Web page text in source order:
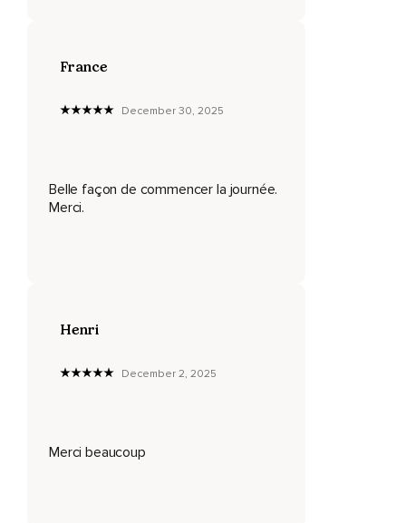
De votre corps.
Toutes les obligations,
Je vous invite à relever légèrement les coins de votre
Même si vous n'avez aucune influence externe qui vous fait
France
December 30, 2025
Belle façon de commencer la journée.
Merci.
Henri
December 2, 2025
Merci beaucoup